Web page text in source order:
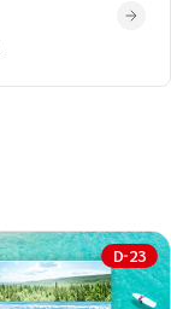
D-23